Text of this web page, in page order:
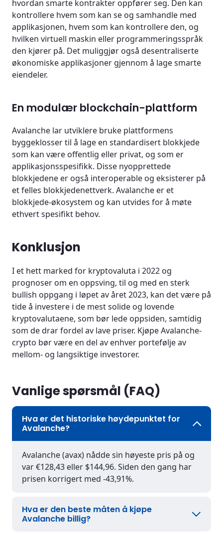
hvordan smarte kontrakter oppfører seg. Den kan
kontrollere hvem som kan se og samhandle med
applikasjonen, hvem som kan kontrollere den, og
hvilken virtuell maskin eller programmeringsspråk
den kjører på. Det muliggjør også desentraliserte
økonomiske applikasjoner gjennom å lage smarte
eiendeler.
En modulær blockchain-plattform
Avalanche lar utviklere bruke plattformens
byggeklosser til å lage en standardisert blokkjede
som kan være offentlig eller privat, og som er
applikasjonsspesifikk. Disse nyopprettede
blokkjedene er også interoperable og eksisterer på
et felles blokkjedenettverk. Avalanche er et
blokkjede-økosystem og kan utvides for å møte
ethvert spesifikt behov.
Konklusjon
I et hett marked for kryptovaluta i 2022 og
prognoser om en oppsving, til og med en sterk
bullish oppgang i løpet av året 2023, kan det være på
tide å investere i de mest solide og lovende
kryptovalutaene, som bør lede oppsiden, samtidig
som de drar fordel av lave priser. Kjøpe Avalanche-
crypto bør være en del av enhver portefølje av
mellom- og langsiktige investorer.
Vanlige spørsmål (FAQ)
Hva er det historiske høydepunktet for
Avalanche?
Avalanche (avax) nådde sin høyeste pris på og
var €128,43 eller $144,96. Siden den gang har
prisen korrigert med -43,91%.
Hva er den beste måten å kjøpe
Avalanche billig?